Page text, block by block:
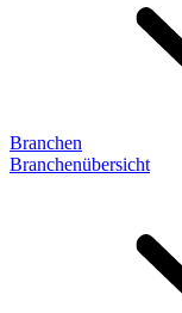
Branchen
Branchenübersicht